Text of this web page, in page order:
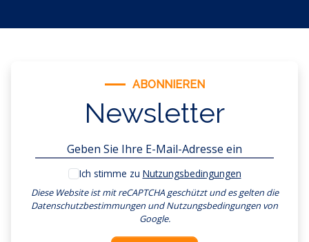
ABONNIEREN
Newsletter
Ich stimme zu Nutzungsbedingungen
Diese Website ist mit reCAPTCHA geschützt und es gelten die
Datenschutzbestimmungen undNutzungsbedingungen von
Google.